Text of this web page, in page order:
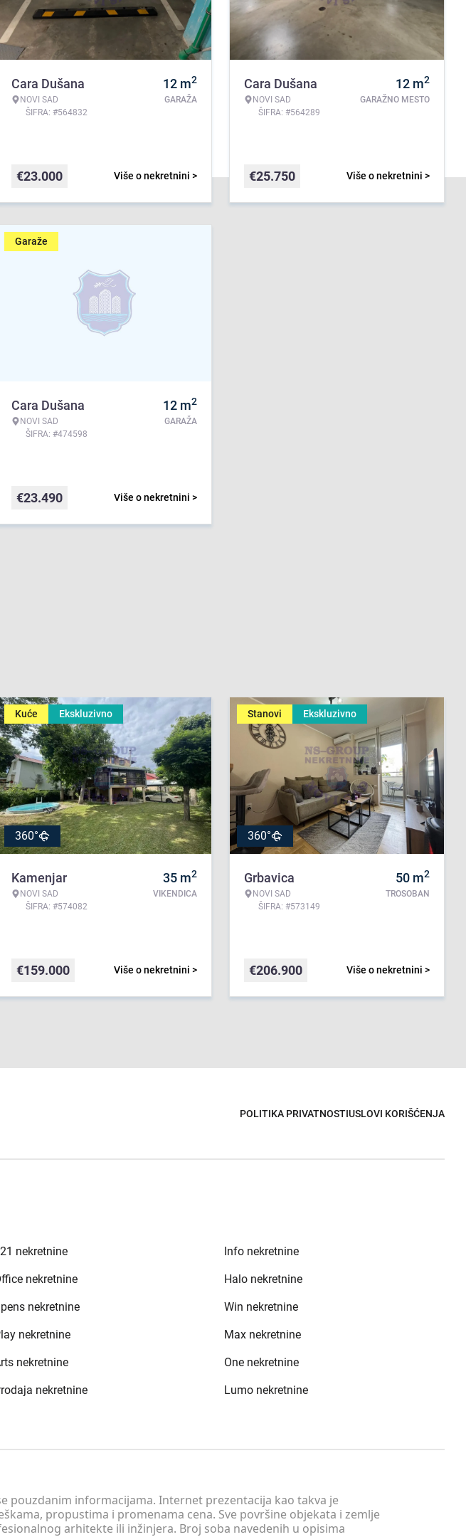
Cara Dušana
NOVI SAD
ŠIFRA: #564832
12 m2
GARAŽA
Više o nekretnini >
€23.000
Cara Dušana
NOVI SAD
ŠIFRA: #564289
12 m2
GARAŽNO MESTO
Više o nekretnini >
€25.750
Garaže
Cara Dušana
NOVI SAD
ŠIFRA: #474598
12 m2
GARAŽA
Više o nekretnini >
€23.490
Kuće Ekskluzivno
360°
Kamenjar
NOVI SAD
ŠIFRA: #574082
35 m2
VIKENDICA
Više o nekretnini >
€159.000
Stanovi Ekskluzivno
360°
Grbavica
NOVI SAD
ŠIFRA: #573149
50 m2
TROSOBAN
Više o nekretnini >
€206.900
POLITIKA PRIVATNOSTIUSLOVI KORIŠĆENJA
pouzdanim informacijama. Internet prezentacija kao takva je
propustima i promenama cena. Sve površine objekata i zemlje
arhitekte ili inžinjera. Broj soba navedenih u opisima
nekretnine Info nekretnine
nekretnine Halo nekretnine
nekretnine Win nekretnine
nekretnine Max nekretnine
nekretnine One nekretnine
nekretnine Lumo nekretnine